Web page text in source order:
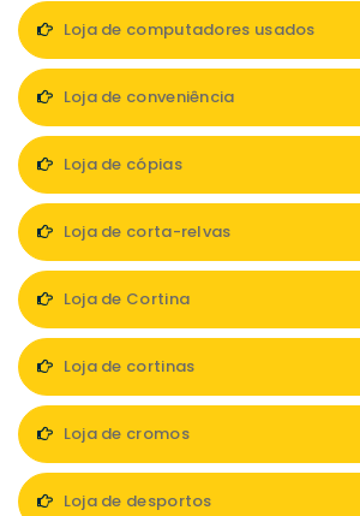
Loja de computadores usados
Loja de conveniência
Loja de cópias
Loja de corta-relvas
Loja de Cortina
Loja de cortinas
Loja de cromos
Loja de desportos